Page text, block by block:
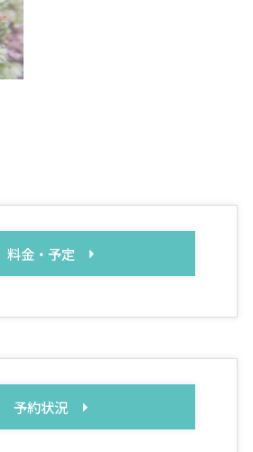
料金・予定
予約状況